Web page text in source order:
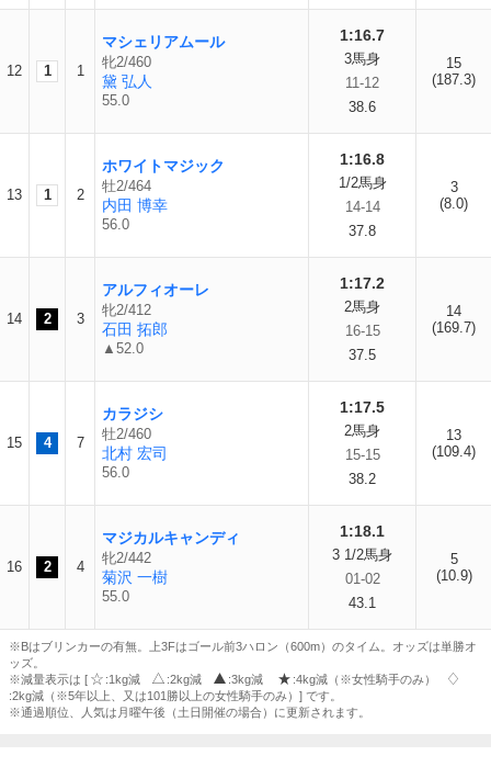
12 1 1
マシェリアムール
牝2/460
黛 弘人
55.0
1:16.7
3馬身
11-12
38.6
15
(187.3)
13 1 2
ホワイトマジック
牡2/464
内田 博幸
56.0
1:16.8
1/2馬身
14-14
37.8
3
(8.0)
14 2 3
アルフィオーレ
牝2/412
石田 拓郎
▲52.0
1:17.2
2馬身
16-15
37.5
14
(169.7)
15 4 7
カラジシ
牡2/460
北村 宏司
56.0
1:17.5
2馬身
15-15
38.2
13
(109.4)
16 2 4
マジカルキャンディ
牝2/442
菊沢 一樹
55.0
1:18.1
3 1/2馬身
01-02
43.1
5
(10.9)
※Bはブリンカーの有無。上3Fはゴール前3ハロン（600m）のタイム。オッズは単勝オ
ッズ。
※減量表示は [
:1kg減 :2kg減 :3kg減
:4kg減（※女性騎手のみ）
:2kg減（※5年以上、又は101勝以上の女性騎手のみ）] です。
※通過順位、人気は月曜午後（土日開催の場合）に更新されます。